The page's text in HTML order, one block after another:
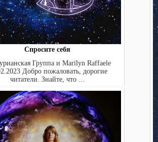
Спросите себя
Группа и Marilyn Raffaele
Добро пожаловать, дорогие
читатели. Знайте, что ...